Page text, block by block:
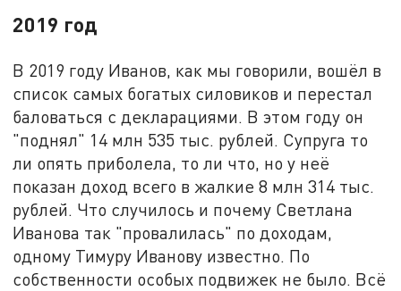
2019 год
В 2019 году Иванов, как мы говорили, вошёл в
список самых богатых силовиков и перестал
баловаться с декларациями. В этом году он
"поднял" 14 млн 535 тыс. рублей. Супруга то
ли опять приболела, то ли что, но у неё
показан доход всего в жалкие 8 млн 314 тыс.
рублей. Что случилось и почему Светлана
Иванова так "провалилась" по доходам,
одному Тимуру Иванову известно. По
собственности особых подвижек не было. Всё